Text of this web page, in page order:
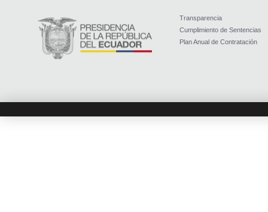
Transparencia
Cumplimiento de Sentencias
Plan Anual de Contratación